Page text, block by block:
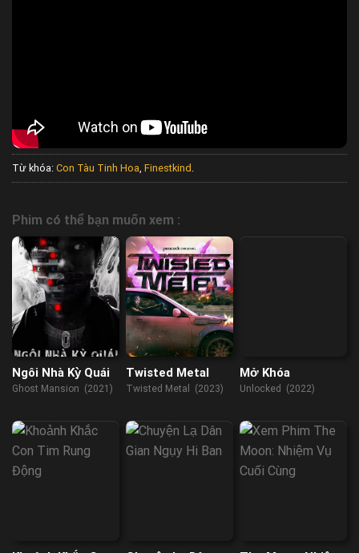
Từ khóa: Con Tàu Tinh Hoa Finestkind
Phim có thể bạn muốn xem :
Ngôi Nhà Kỳ Quái
Ghost Mansion (2021)
Twisted Metal
Twisted Metal (2023)
Mở Khóa
Unlocked (2022)